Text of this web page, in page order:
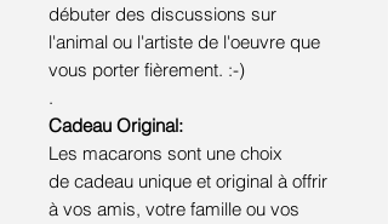
débuter des discussions sur
l'animal ou l'artiste de l'oeuvre que
vous porter fièrement. :-)
.
Cadeau Original:
Les macarons sont une choix
de cadeau unique et original à offrir
à vos amis, votre famille ou vos